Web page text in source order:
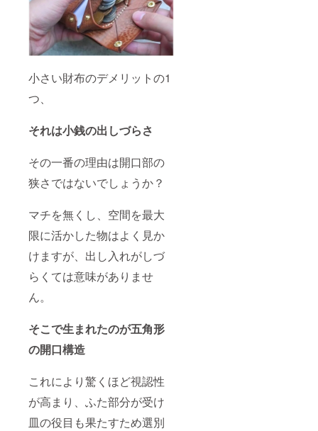
小さい財布のデメリットの1
つ、
それは小銭の出しづらさ
その一番の理由は開口部の
狭さではないでしょうか？
マチを無くし、空間を最大
限に活かした物はよく見か
けますが、出し入れがしづ
らくては意味がありませ
ん。
そこで生まれたのが五角形
の開口構造
これにより驚くほど視認性
が高まり、ふた部分が受け
皿の役目も果たすため選別